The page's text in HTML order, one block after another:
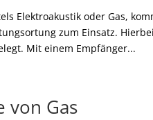
Elektroakustik oder Gas,
zum Einsatz.
Mit einem Empfänger...
von Gas